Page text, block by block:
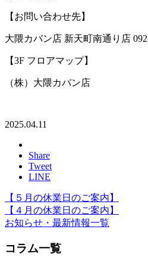
【お問い合わせ先】
大隈カバン店 新天町南通り店
【3F フロアマップ】
（株）大隈カバン店
2025.04.11
Share
Tweet
LINE
【５月の休業日のご案内】
【４月の休業日のご案内】
お知らせ・最新情報一覧
コラム一覧